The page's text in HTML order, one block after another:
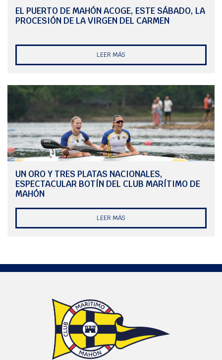
Escandell. Y en mujeres, segundas clasificadas Júlia Polo y Cristina
Ulldemolins; y terceras, Inés Ramo y Júlia Peña.
Marítimo:
Pablo Cayarga, segundo clasificado en K1 Hombre Iniciación. En Infantil
m. bronce para Ana Carreras; estas dos palistas del Marítimo
compartieron el tercer escalón del podio en K2 Mujer Infantil 500 m. En
Alevín Mujer B K1 1.000 m., segunda posición para Baimoa López.
En la categoría Cadete, Marc Camps y Christopher Emmerich lograron el
bronce en la final de K2 1.000 m. Seguidamente, se colgaban el oro en
K2 500 m. mujer Claudia Vidal y Alma Rabinerson. Oro, que repetiría
Alma también en el K1 500 m. Dos oros que confirman el buen estado de
Alma de cara al Campeonato de España, que disputarán los palistas del
Declaraciones de Vinca Escandell, director deportivo del CMM: “Estamos
muy satisfechos de cerrar la temporada de competiciones autonómicas
buen trabajo que hemos realizado en nuestros distintos grupos de
entrenamiento. Sin embrago, debemos ser cautos y seguir en esta línea
EL PUERTO DE MAHÓN ACOGE, ESTE SÁBADO, LA
PROCESIÓN DE LA VIRGEN DEL CARMEN
LEER MÁS
UN ORO Y TRES PLATAS NACIONALES,
ESPECTACULAR BOTÍN DEL CLUB MARÍTIMO DE
MAHÓN
LEER MÁS